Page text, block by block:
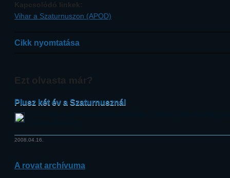
Kapcsolódó linkek:
Vihar a Szaturnuszon (APOD)
Cikk nyomtatása
Ezt olvasta már?
Plusz két év a Szaturnusznál
2008.04.16.
A rovat archívuma